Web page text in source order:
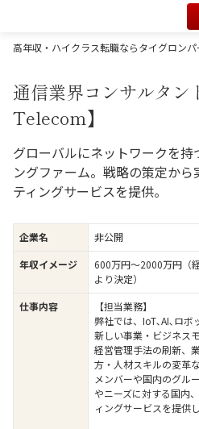
高年収・ハイクラス転職ならタイグロン
通信業界コンサルタ
Telecom】
グローバルにネットワークを持
ングファーム。戦略の策定か
ティングサービスを提供。
企業名
非公開
年収イメージ
600万円〜2000万円（
より決定）
仕事内容
【担当業務】
弊社では、IoT､AI､ロボ
新しい事業・ビジネス
経営管理手法の刷新、
方・人材スキルの変革
メンバーや国内のグル
やニーズに対する国内
ィングサービスを提供し